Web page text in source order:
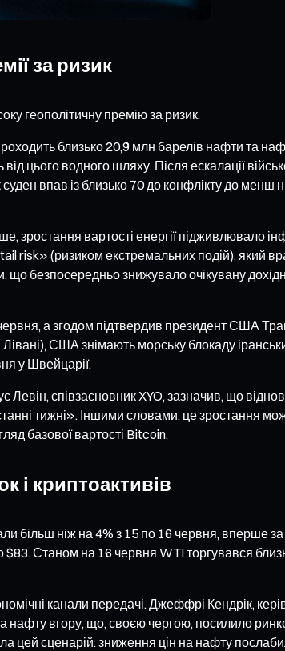
за ризик
геополітичну премію за ризик.
близько 20,9 млн барелів нафти та
цього водного шляху. Після ескалації
впав із близько 70 до конфлікту до менш
зростання вартості енергії підживлювало
risk» (ризиком екстремальних подій), який
безпосередньо знижувало очікувану
а згодом підтвердив президент США
США знімають морську блокаду
у Швейцарії.
співзасновник XYO, зазначив, що
тижні». Іншими словами, це зростання
базової вартості Bitcoin.
і криптоактивів
більш ніж на 4% з 15 по 16 червня, вперше
Станом на 16 червня WTI торгувався
канали передачі. Джеффрі Кендрік,
нафту вгору, що, своєю чергою, посилило
цей сценарій: зниження цін на нафту